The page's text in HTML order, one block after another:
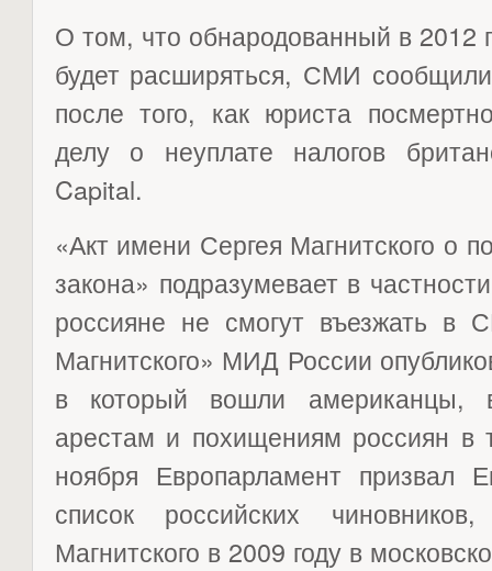
О том, что обнародованный в 2012
будет расширяться, СМИ
после того, как юриста
делу о неуплате налогов
Capital.
«Акт имени Сергея Магнитского о
закона» подразумевает в
россияне не смогут въезжать в
Магнитского» МИД России
в который вошли американцы,
арестам и похищениям россиян в
ноября Европарламент призвал
список российских
Магнитского в 2009 году в